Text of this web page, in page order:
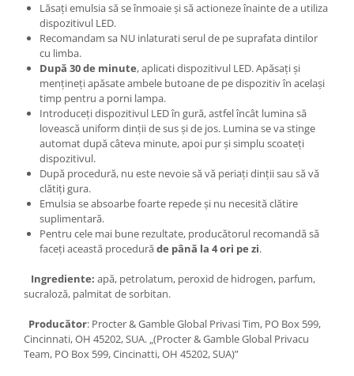
Lăsați emulsia să se înmoaie și să actioneze înainte de a utiliza
dispozitivul LED.
Recomandam sa NU inlaturati serul de pe suprafata dintilor
cu limba.
După 30 de minute, aplicati dispozitivul LED. Apăsați și
mențineți apăsate ambele butoane de pe dispozitiv în același
timp pentru a porni lampa.
Introduceți dispozitivul LED în gură, astfel încât lumina să
lovească uniform dinții de sus și de jos. Lumina se va stinge
automat după câteva minute, apoi pur și simplu scoateți
dispozitivul.
După procedură, nu este nevoie să vă periați dinții sau să vă
clătiți gura.
Emulsia se absoarbe foarte repede și nu necesită clătire
suplimentară.
Pentru cele mai bune rezultate, producătorul recomandă să
faceți această procedurăde până la 4 ori pe zi.
Ingrediente: apă, petrolatum, peroxid de hidrogen, parfum,
sucraloză, palmitat de sorbitan.
Producător: Procter & Gamble Global Privasi Tim, PO Box 599,
Cincinnati, OH 45202, SUA. „(Procter & Gamble Global Privacu
Team, PO Box 599, Cincinatti, OH 45202, SUA)”